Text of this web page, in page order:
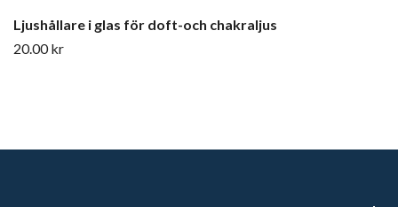
Ljushållare i glas för doft-och chakraljus
20.00 kr